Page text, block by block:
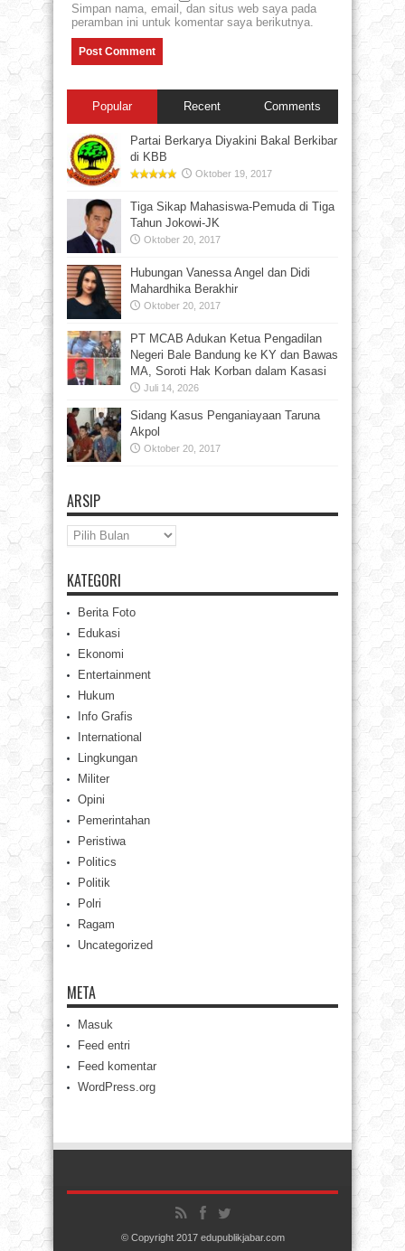
Simpan nama, email, dan situs web saya pada
peramban ini untuk komentar saya berikutnya.
Popular Recent Comments
Partai Berkarya Diyakini Bakal Berkibar
di KBB
Oktober 19, 2017
Tiga Sikap Mahasiswa-Pemuda di Tiga
Tahun Jokowi-JK
Oktober 20, 2017
Hubungan Vanessa Angel dan Didi
Mahardhika Berakhir
Oktober 20, 2017
PT MCAB Adukan Ketua Pengadilan
Negeri Bale Bandung ke KY dan Bawas
MA, Soroti Hak Korban dalam Kasasi
Juli 14, 2026
Sidang Kasus Penganiayaan Taruna
Akpol
Oktober 20, 2017
ARSIP
Arsip
KATEGORI
Berita Foto
Edukasi
Ekonomi
Entertainment
Hukum
Info Grafis
International
Lingkungan
Militer
Opini
Pemerintahan
Peristiwa
Politics
Politik
Polri
Ragam
Uncategorized
META
Masuk
Feed entri
Feed komentar
WordPress.org
© Copyright 2017 edupublikjabar.com